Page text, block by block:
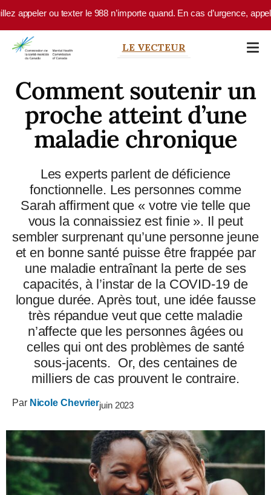
Skip to main content
ou texter le 988 n’importe quand. En cas d’urgence, appelez
LE VECTEUR
Comment soutenir un
proche atteint d’une
maladie chronique
Les experts parlent de déficience
fonctionnelle. Les personnes comme
Sarah affirment que « votre vie telle que
vous la connaissiez est finie ». Il peut
sembler surprenant qu’une personne jeune
et en bonne santé puisse être frappée par
une maladie entraînant la perte de ses
capacités, à l’instar de la COVID-19 de
longue durée. Après tout, une idée fausse
très répandue veut que cette maladie
n’affecte que les personnes âgées ou
celles qui ont des problèmes de santé
sous-jacents. Or, des centaines de
milliers de cas prouvent le contraire.
Par Nicole Chevrierjuin 2023